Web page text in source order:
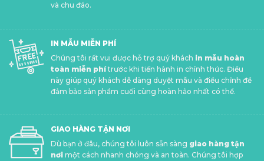
và chu đáo.
IN MẪU MIỄN PHÍ
Chúng tôi rất vui được hỗ trợ quý khách in mẫu hoàn
toàn miễn phítrước khi tiến hành in chính thức. Điều
này giúp quý khách dễ dàng duyệt mẫu và điều chỉnh để
đảm bảo sản phẩm cuối cùng hoàn hảo nhất có thể.
GIAO HÀNG TẬN NƠI
Dù bạn ở đâu, chúng tôi luôn sẵn sàng giao hàng tận
nơimột cách nhanh chóng và an toàn. Chúng tôi hợp